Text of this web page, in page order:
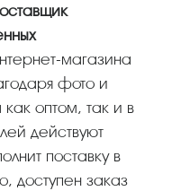
магазина
фото и
оптом, так и в
действуют
поставку в
доступен заказ